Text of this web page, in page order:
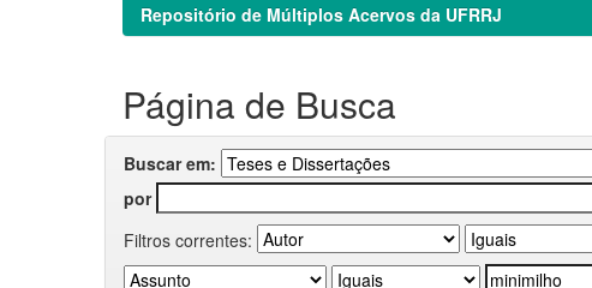
Repositório de Múltiplos Acervos da UFRRJ
Página de Busca
Buscar em:
por
Filtros correntes: